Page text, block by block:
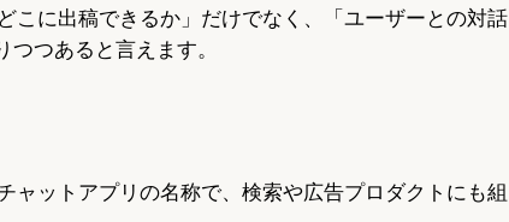
こに出稿できるか」だけでなく、「ユーザーとの対話
つあると言えます。
ャットアプリの名称で、検索や広告プロダクトにも組